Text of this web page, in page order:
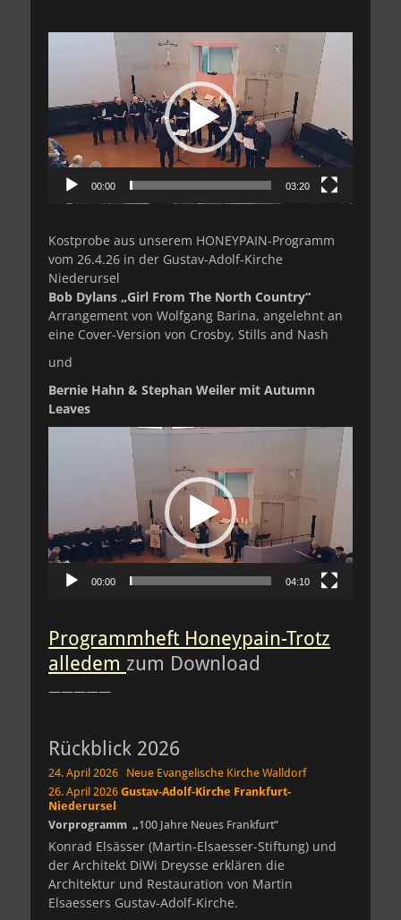
00:00 03:20
Kostprobe aus unserem HONEYPAIN-Programm
vom 26.4.26 in der Gustav-Adolf-Kirche
Niederursel
Bob Dylans „Girl From The North Country“
Arrangement von Wolfgang Barina, angelehnt an
eine Cover-Version von Crosby, Stills and Nash
und
Bernie Hahn & Stephan Weiler mit Autumn
Leaves
00:00 04:10
Programmheft Honeypain-Trotz
alledem zum Download
—————
Rückblick 2026
24. April 2026 Neue Evangelische Kirche Walldorf
26. April 2026 Gustav-Adolf-Kirche Frankfurt-
Niederursel
Vorprogramm „100 Jahre Neues Frankfurt“
Konrad Elsässer (Martin-Elsaesser-Stiftung) und
der Architekt DiWi Dreysse erklären die
Architektur und Restauration von Martin
Elsaessers Gustav-Adolf-Kirche.